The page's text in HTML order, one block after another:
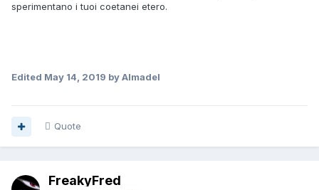
sperimentano i tuoi coetanei etero.
Edited May 14, 2019 by Almadel
Quote
FreakyFred